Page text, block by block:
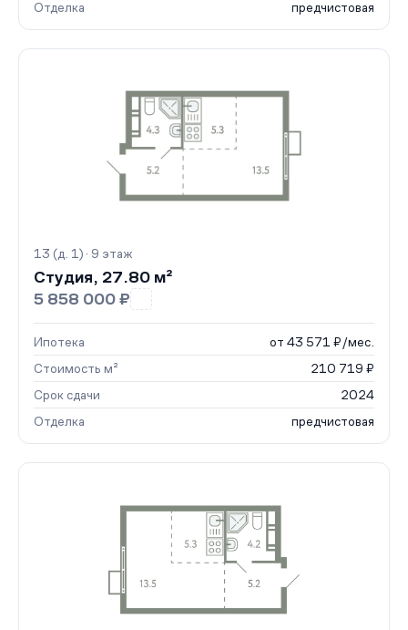
Отделка предчистовая
13 (д. 1) · 9 этаж
Студия, 27.80 м²
5 858 000 ₽
Ипотека
от 43 571 ₽/мес.
Стоимость м²
210 719 ₽
Срок сдачи
2024
Отделка
предчистовая